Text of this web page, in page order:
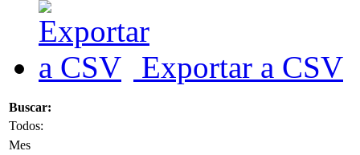
Exportar a CSV
Buscar:
Todos:
Mes